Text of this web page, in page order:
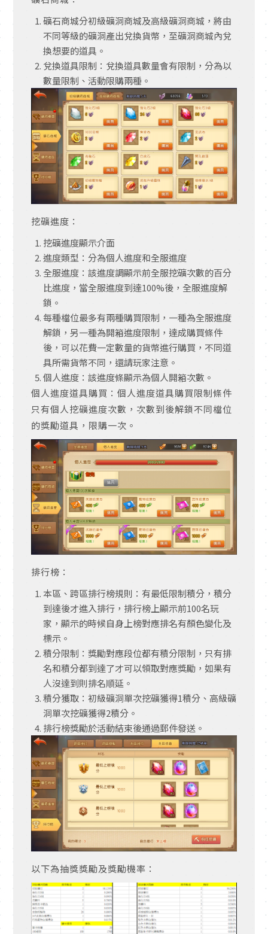
礦石商城分初級礦洞商城及高級礦洞商城，將由
不同等級的礦洞產出兌換貨幣，至礦洞商城內兌
換想要的道具。
兌換道具限制：兌換道具數量會有限制，分為以
數量限制、活動限購兩種。
挖礦進度：
挖礦進度顯示介面
進度類型：分為個人進度和全服進度
全服進度：該進度調顯示前全服挖礦次數的百分
比進度，當全服進度到達100%後，全服進度解
鎖。
每種檔位最多有兩種購買限制，一種為全服進度
解鎖，另一種為開箱進度限制，達成購買條件
後，可以花費一定數量的貨幣進行購買，不同道
具所需貨幣不同，還請玩家注意。
個人進度：該進度條顯示為個人開箱次數。
個人進度道具購買：個人進度道具購買限制條件
只有個人挖礦進度次數，次數到後解鎖不同檔位
的獎勵道具，限購一次。
排行榜：
本區、跨區排行榜規則：有最低限制積分，積分
到達後才進入排行，排行榜上顯示前100名玩
家，顯示的時候自身上榜對應排名有顏色變化及
標示。
積分限制：獎勵對應段位都有積分限制，只有排
名和積分都到達了才可以領取對應獎勵，如果有
人沒達到則排名順延。
積分獲取：初級礦洞單次挖礦獲得1積分、高級礦
洞單次挖礦獲得2積分。
排行榜獎勵於活動結束後通過郵件發送。
以下為抽獎獎勵及獎勵機率：